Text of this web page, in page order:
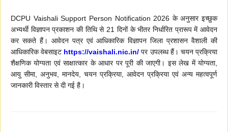
DCPU Vaishali Support Person Notification 2026 के अनुसार इच्छुक
अभ्यर्थी विज्ञापन प्रकाशन की तिथि से 21 दिनों के भीतर निर्धारित प्रारूप में आवेदन
कर सकते हैं। आवेदन पत्र एवं आधिकारिक विज्ञापन जिला प्रशासन वैशाली की
आधिकारिक वेबसाइट https://vaishali.nic.in/ पर उपलब्ध हैं। चयन प्रक्रिया
शैक्षणिक योग्यता एवं साक्षात्कार के आधार पर पूरी की जाएगी। इस लेख में योग्यता,
आयु सीमा, अनुभव, मानदेय, चयन प्रक्रिया, आवेदन प्रक्रिया एवं अन्य महत्वपूर्ण
जानकारी विस्तार से दी गई है।